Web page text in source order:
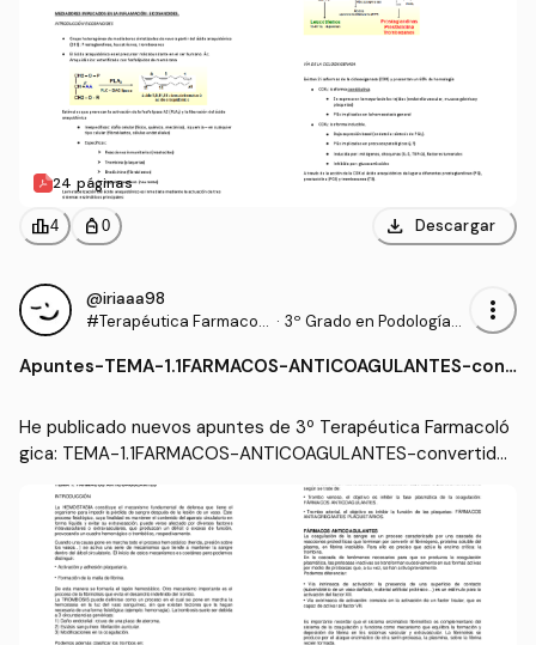
24 páginas
leaderboard4 personal_bag 0 download Descargar
@iriaaa98
#Terapéutica Farmacol
· 3º Grado en Podología
more_vert
Apuntes-TEMA-1.1FARMACOS-ANTICOAGULANTES-conv
He publicado nuevos apuntes de 3º Terapéutica Farmacoló
gica: TEMA-1.1FARMACOS-ANTICOAGULANTES-convertido.